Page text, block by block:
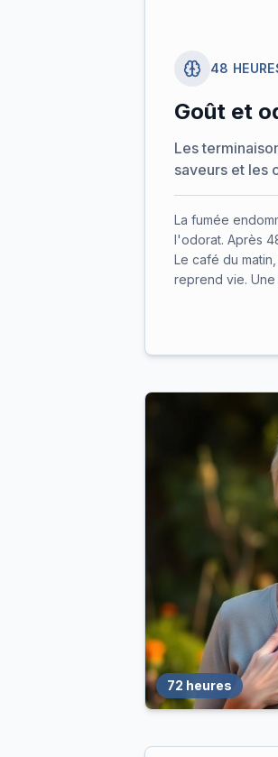
48
Goût et
Les
saveurs et les
La fumée
l'odorat. Après
Le café du
reprend vie.
72 heures